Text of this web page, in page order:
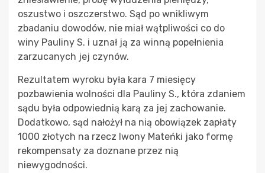
oszustwo i oszczerstwo. Sąd po wnikliwym
zbadaniu dowodów, nie miał wątpliwości co do
winy Pauliny S. i uznał ją za winną popełnienia
zarzucanych jej czynów.
Rezultatem wyroku była kara 7 miesięcy
pozbawienia wolności dla Pauliny S., która zdaniem
sądu była odpowiednią karą za jej zachowanie.
Dodatkowo, sąd nałożył na nią obowiązek zapłaty
1000 złotych na rzecz Iwony Mateńki jako formę
rekompensaty za doznane przez nią
niewygodności.